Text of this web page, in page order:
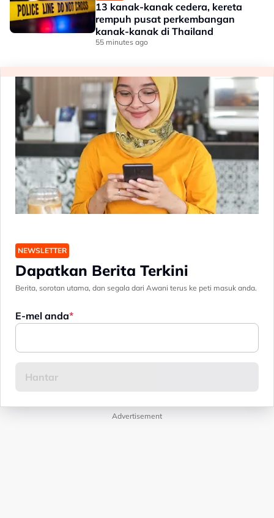
13 kanak-kanak cedera, kereta
rempuh pusat perkembangan
kanak-kanak di Thailand
55 minutes ago
NEWSLETTER
Dapatkan Berita Terkini
Berita, sorotan utama, dan segala dari Awani terus ke peti masuk anda.
E-mel anda
Advertisement